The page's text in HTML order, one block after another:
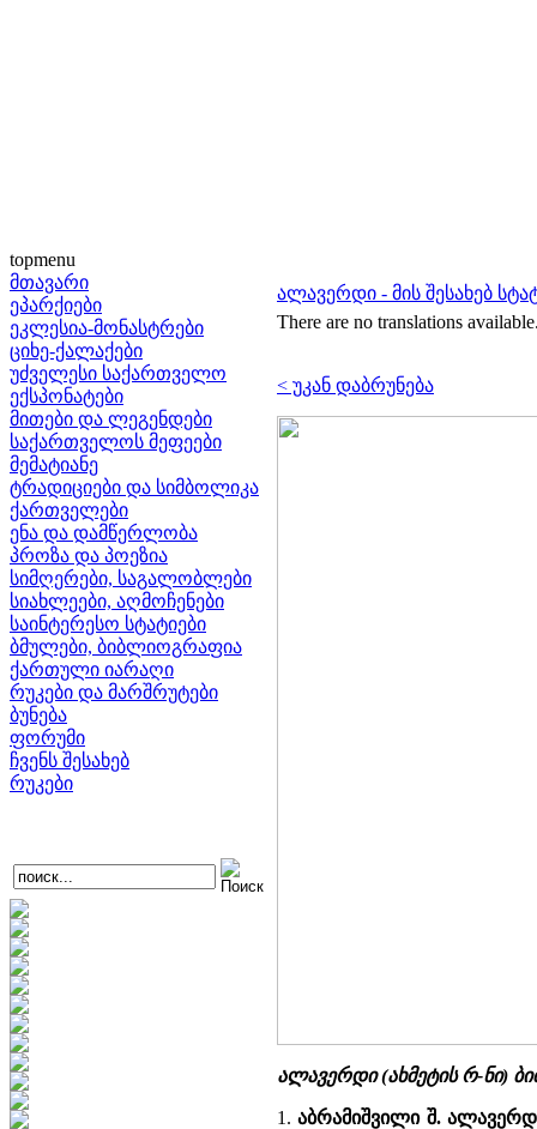
topmenu
მთავარი
ეპარქიები
ეკლესია-მონასტრები
ციხე-ქალაქები
უძველესი საქართველო
ექსპონატები
მითები და ლეგენდები
საქართველოს მეფეები
მემატიანე
ტრადიციები და სიმბოლიკა
ქართველები
ენა და დამწერლობა
პროზა და პოეზია
სიმღერები, საგალობლები
სიახლეები, აღმოჩენები
საინტერესო სტატიები
ბმულები, ბიბლიოგრაფია
ქართული იარაღი
რუკები და მარშრუტები
ბუნება
ფორუმი
ჩვენს შესახებ
რუკები
ალავერდი - მის შესახებ
There are no translations
< უკან დაბრუნება
ალავერდი (ახმეტის რ-ნი)
1.აბრამიშვილი შ.